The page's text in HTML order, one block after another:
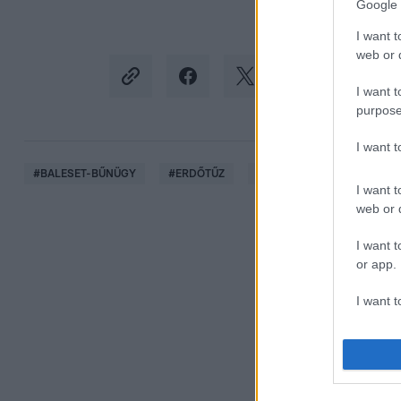
Google
I want
web or
I want
I want
I want
web or
I want
or app.
I want
I want
#BALESET-BŰNÜGY #ERDŐTŰZ